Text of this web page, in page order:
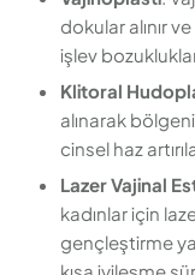
dokular alınır
işlev
Klitoral
alınarak
cinsel haz
Lazer Vajinal
kadınlar için
gençleştirme